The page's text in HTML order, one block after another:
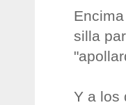
silla
Y a los